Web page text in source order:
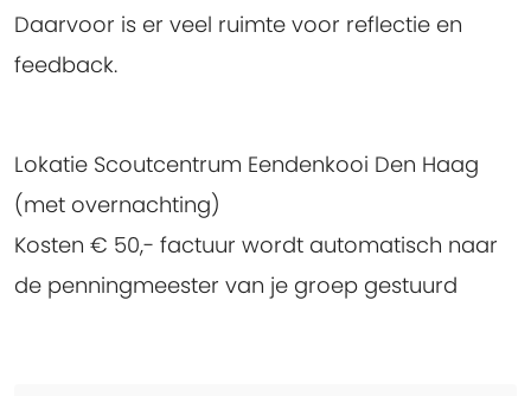
Daarvoor is er veel ruimte voor reflectie en
feedback.
Lokatie Scoutcentrum Eendenkooi Den Haag
(met overnachting)
Kosten € 50,- factuur wordt automatisch naar
de penningmeester van je groep gestuurd